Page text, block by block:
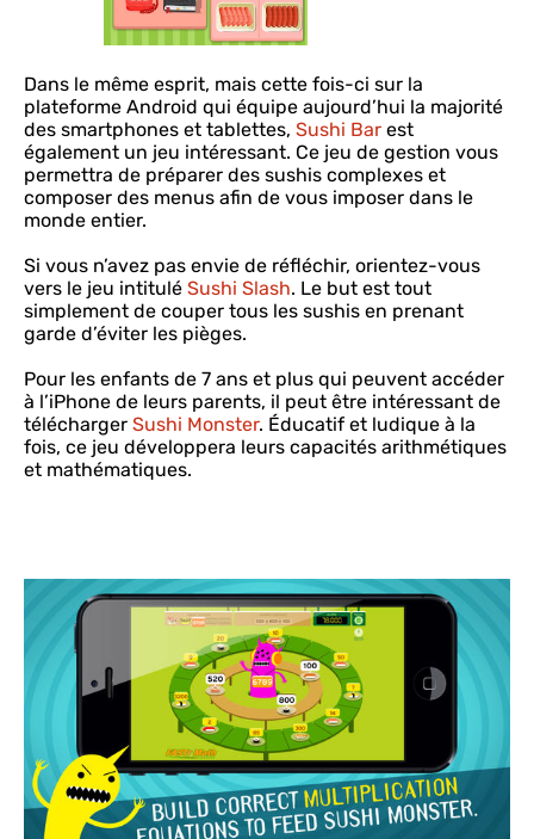
Dans le même esprit, mais cette fois-ci sur la
plateforme Android qui équipe aujourd’hui la majorité
des smartphones et tablettes, Sushi Bar est
également un jeu intéressant. Ce jeu de gestion vous
permettra de préparer des sushis complexes et
composer des menus afin de vous imposer dans le
monde entier.
Si vous n’avez pas envie de réfléchir, orientez-vous
vers le jeu intitulé Sushi Slash. Le but est tout
simplement de couper tous les sushis en prenant
garde d’éviter les pièges.
Pour les enfants de 7 ans et plus qui peuvent accéder
à l’iPhone de leurs parents, il peut être intéressant de
télécharger Sushi Monster. Éducatif et ludique à la
fois, ce jeu développera leurs capacités arithmétiques
et mathématiques.